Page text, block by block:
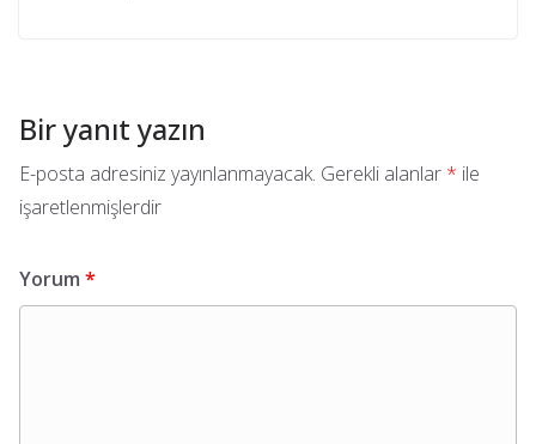
Bir yanıt yazın
E-posta adresiniz yayınlanmayacak. Gerekli alanlar * ile
işaretlenmişlerdir
Yorum *